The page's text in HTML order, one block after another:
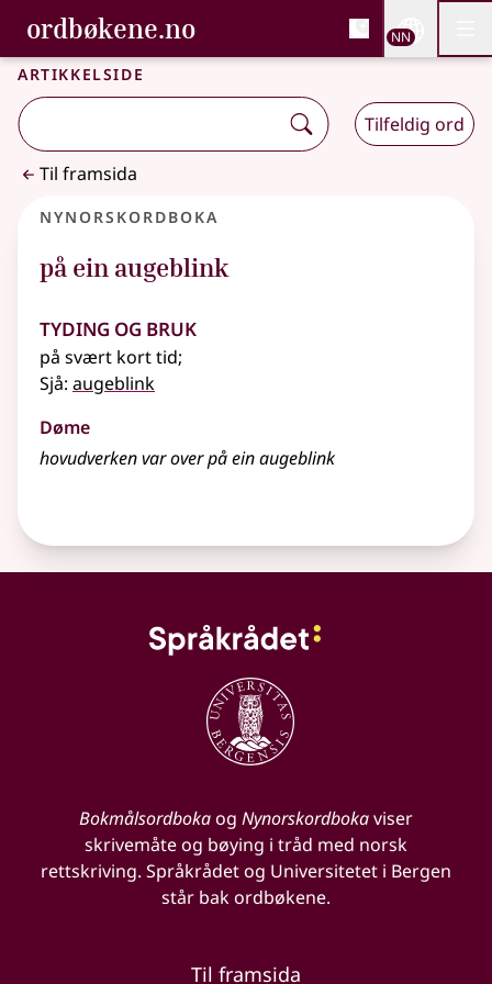
Gå til hovudinnhald
Tilgjenge
ordbøkene.no, Bokmålsordboka og
Bokmålsordboka og Nynorskordboka
NN
Artikkelside
Tilfeldig ord
Til framsida
Nynorskordboka
på ein augeblink
Tyding og bruk
på svært kort tid;
Sjå: augeblink
Døme
hovudverken var over på ein augeblink
Bokmålsordbokaog Nynorskordbokaviser
skrivemåte og bøying i tråd med norsk
rettskriving. Språkrådet og Universitetet i Bergen
står bak ordbøkene.
Til framsida